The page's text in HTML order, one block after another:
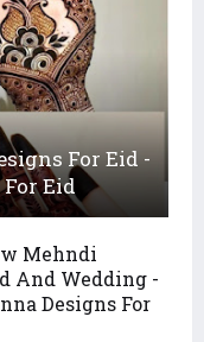
For Eid -
Eid
Mehndi
And Wedding -
Designs For